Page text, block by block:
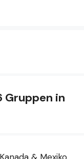
Gruppen in